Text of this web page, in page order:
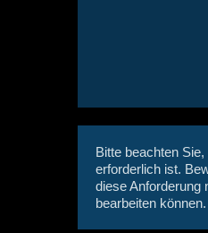
Bitte beachten
erforderlich ist.
diese Anforderung
bearbeiten können.